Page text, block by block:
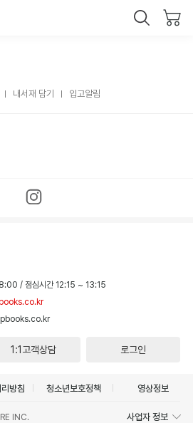
내서재 담기 입고알림
/ 점심시간 12:15 ~ 13:15
1:1고객상담 로그인
방침 청소년보호정책 영상정보
INC. 사업자 정보